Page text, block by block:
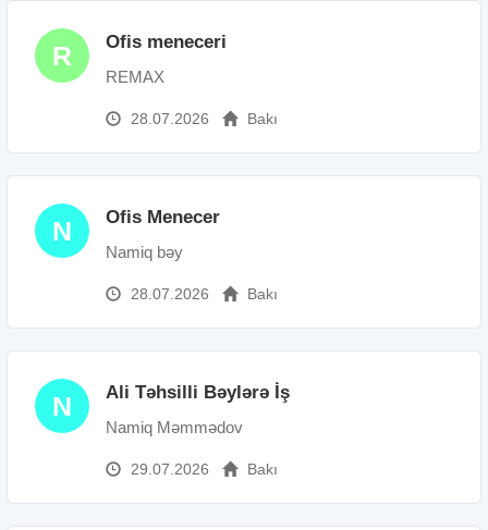
R Ofis meneceri
REMAX
28.07.2026 Bakı
N Ofis Menecer
Namiq bəy
28.07.2026 Bakı
N Ali Təhsilli Bəylərə İş
Namiq Məmmədov
29.07.2026 Bakı